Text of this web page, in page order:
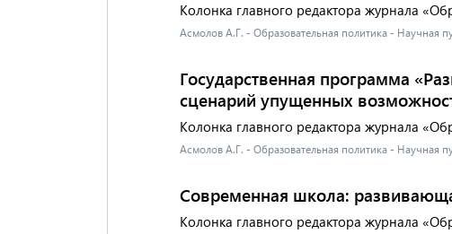
Колонка главного редактора журнала
Асмолов А.Г. - Образовательная политика - Научная
Государственная программа
сценарий упущенных
Колонка главного редактора журнала
Асмолов А.Г. - Образовательная политика - Научная
Современная школа:
Колонка главного редактора журнала